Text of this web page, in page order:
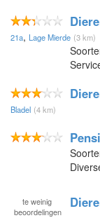
21a, Lage Mierde (3 km)
Bladel (4 km)
te weinig
beoordelingen